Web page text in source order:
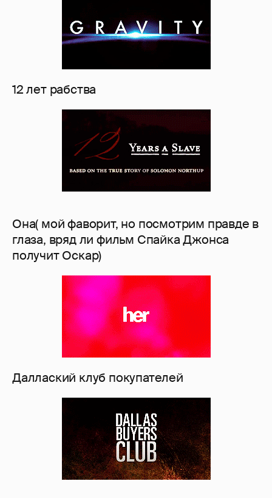
12 лет рабства
Она( мой фаворит, но посмотрим правде в
глаза, вряд ли фильм Спайка Джонса
получит Оскар)
Даллаский клуб покупателей